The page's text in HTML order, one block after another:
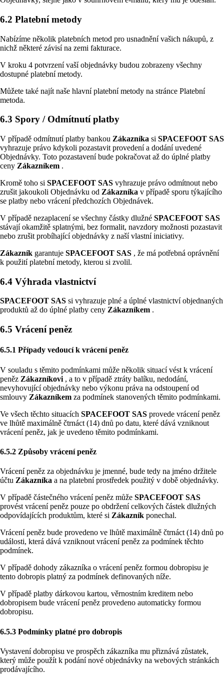
6.2 Platební metody
Nabízíme několik platebních metod pro usnadnění vašich nákupů, z
nichž některé závisí na zemi fakturace.
V kroku 4 potvrzení vaší objednávky budou zobrazeny všechny
dostupné platební metody.
Můžete také najít naše hlavní platební metody na stránce Platební
metoda.
6.3 Spory / Odmítnutí platby
V případě odmítnutí platby bankou Zákazníka si SPACEFOOT SAS
vyhrazuje právo kdykoli pozastavit provedení a dodání uvedené
Objednávky. Toto pozastavení bude pokračovat až do úplné platby
ceny Zákazníkem .
Kromě toho si SPACEFOOT SAS vyhrazuje právo odmítnout nebo
zrušit jakoukoli Objednávku od Zákazníka v případě sporu týkajícího
se platby nebo vrácení předchozích Objednávek.
V případě nezaplacení se všechny částky dlužné SPACEFOOT SAS
stávají okamžitě splatnými, bez formalit, navzdory možnosti pozastavit
nebo zrušit probíhající objednávky z naší vlastní iniciativy.
Zákazník garantuje SPACEFOOT SAS , že má potřebná oprávnění
k použití platební metody, kterou si zvolil.
6.4 Výhrada vlastnictví
SPACEFOOT SAS si vyhrazuje plné a úplné vlastnictví objednaných
produktů až do úplné platby ceny Zákazníkem .
6.5 Vrácení peněz
6.5.1 Případy vedoucí k vrácení peněz
V souladu s těmito podmínkami může několik situací vést k vrácení
peněz Zákazníkovi , a to v případě ztráty balíku, nedodání,
nevyhovující objednávky nebo výkonu práva na odstoupení od
smlouvy Zákazníkem za podmínek stanovených těmito podmínkami.
Ve všech těchto situacích SPACEFOOT SAS provede vrácení peněz
ve lhůtě maximálně čtrnáct (14) dnů po datu, které dává vzniknout
vrácení peněz, jak je uvedeno těmito podmínkami.
6.5.2 Způsoby vrácení peněz
Vrácení peněz za objednávku je jmenné, bude tedy na jméno držitele
účtu Zákazníka a na platební prostředek použitý v době objednávky.
V případě částečného vrácení peněz může SPACEFOOT SAS
provést vrácení peněz pouze po obdržení celkových částek dlužných
odpovídajících produktům, které si Zákazník ponechal.
Vrácení peněz bude provedeno ve lhůtě maximálně čtrnáct (14) dnů po
události, která dává vzniknout vrácení peněz za podmínek těchto
podmínek.
V případě dohody zákazníka o vrácení peněz formou dobropisu je
tento dobropis platný za podmínek definovaných níže.
V případě platby dárkovou kartou, věrnostním kreditem nebo
dobropisem bude vrácení peněz provedeno automaticky formou
dobropisu.
6.5.3 Podmínky platné pro dobropis
Vystavení dobropisu ve prospěch zákazníka mu přiznává zůstatek,
který může použít k podání nové objednávky na webových stránkách
prodávajícího.